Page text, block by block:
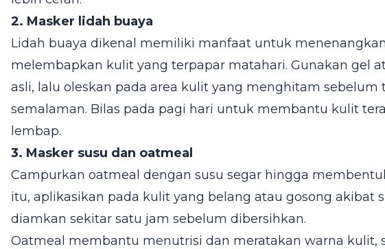
2. Masker lidah buaya
Lidah buaya dikenal memiliki manfaat untuk
melembapkan kulit yang terpapar matahari. Gunakan gel
asli, lalu oleskan pada area kulit yang menghitam sebelum
semalaman. Bilas pada pagi hari untuk membantu kulit
lembap.
3. Masker susu dan oatmeal
Campurkan oatmeal dengan susu segar hingga
itu, aplikasikan pada kulit yang belang atau gosong akibat
diamkan sekitar satu jam sebelum dibersihkan.
Oatmeal membantu menutrisi dan meratakan warna kulit,